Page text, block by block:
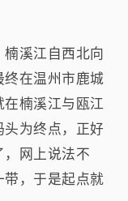
溪江自西北向
在温州市鹿城
楠溪江与瓯江
为终点，正好
网上说法不
，于是起点就